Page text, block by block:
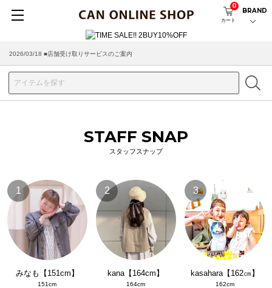
カート
0
BRAND
2026/03/18 ■店舗受け取りサービスのご案内
STAFF SNAP
スタッフスナップ
1
みなも【151cm】
151cm
2
kana【164cm】
164cm
3
kasahara【162㎝】
162cm